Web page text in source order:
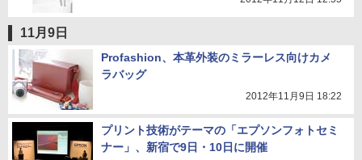
11月9日
Profashion、本革外装のミラーレス向けカメ
ラバッグ
2012年11月9日 18:22
プリント技術がテーマの「エプソンフォトセミ
ナー」、新宿で9日・10日に開催